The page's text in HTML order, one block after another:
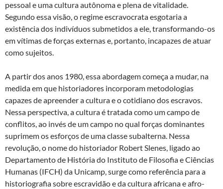
pessoal e uma cultura autônoma e plena de vitalidade.
Segundo essa visão, o regime escravocrata esgotaria a
existência dos indivíduos submetidos a ele, transformando-os
em vítimas de forças externas e, portanto, incapazes de atuar
como sujeitos.
A partir dos anos 1980, essa abordagem começa a mudar, na
medida em que historiadores incorporam metodologias
capazes de apreender a cultura e o cotidiano dos escravos.
Nessa perspectiva, a cultura é tratada como um campo de
conflitos, ao invés de um campo no qual forças dominantes
suprimem os esforços de uma classe subalterna. Nessa
revolução, o nome do historiador Robert Slenes, ligado ao
Departamento de História do Instituto de Filosofia e Ciências
Humanas (IFCH) da Unicamp, surge como referência para a
historiografia sobre escravidão e da cultura africana e afro-